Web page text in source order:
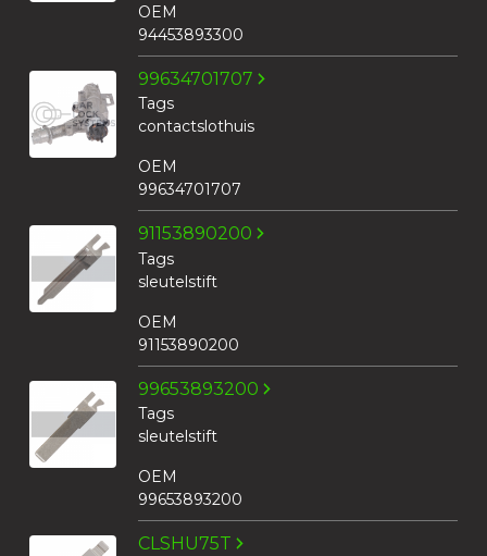
OEM
94453893300
99634701707
Tags
contactslothuis
OEM
99634701707
91153890200
Tags
sleutelstift
OEM
91153890200
99653893200
Tags
sleutelstift
OEM
99653893200
CLSHU75T